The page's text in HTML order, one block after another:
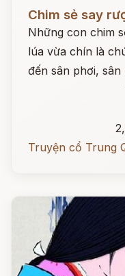
Chim sẻ say
Những con chim
lúa vừa chín là
đến sân phơi, sân
Truyện cổ Trung